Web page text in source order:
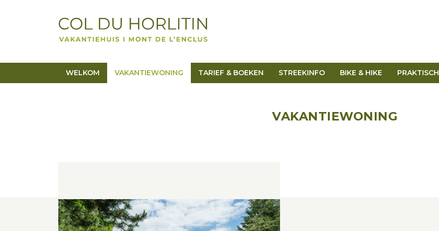
WELKOM VAKANTIEWONING TARIEF & BOEKEN STREEKINFO BIKE & HIKE PRAKTISCH
VAKANTIEWONING